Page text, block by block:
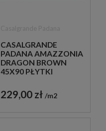
CASALGRANDE
PADANA AMAZZONIA
DRAGON BROWN
45X90 PŁYTKI
KAMIEŃ
229,00 zł m2